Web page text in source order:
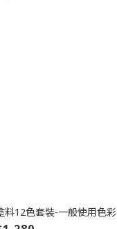
料12色套裝-一般使用色彩